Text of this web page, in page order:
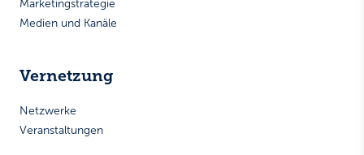
Marketingstrategie
Medien und Kanäle
Vernetzung
Netzwerke
Veranstaltungen